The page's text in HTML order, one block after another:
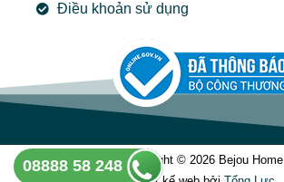
Điều khoản sử dụng
Copyright © 2026 Bejou Home
08888 58 248